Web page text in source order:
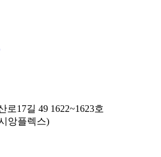
17길 49 1622~1623호
앙플렉스)